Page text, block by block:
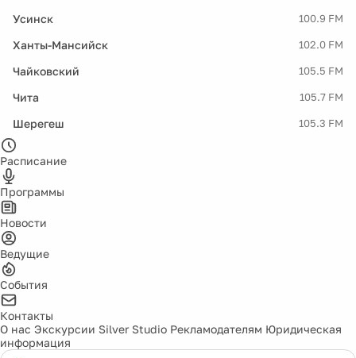
Усинск 100.9 FM
Ханты-Мансийск 102.0 FM
Чайковский 105.5 FM
Чита 105.7 FM
Шерегеш 105.3 FM
Расписание
Программы
Новости
Ведущие
События
Контакты
О нас Экскурсии Silver Studio Рекламодателям Юридическая
информация